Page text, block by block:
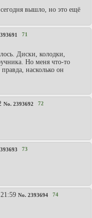
вышло, но это ещё
71
Диски, колодки,
Но меня что-то
насколько он
No. 2393692 72
73
No. 2393694 74